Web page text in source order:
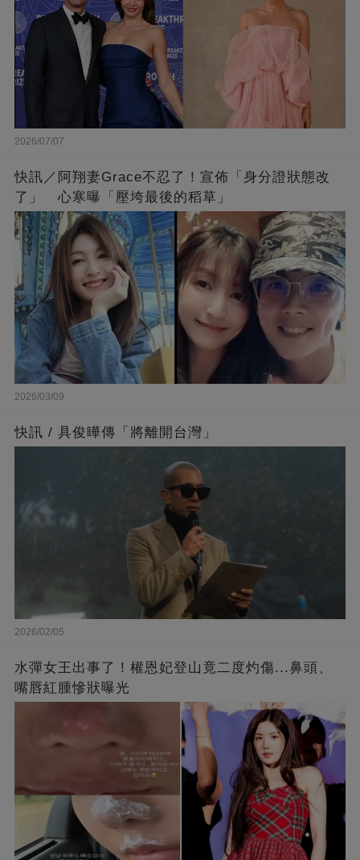
2026/07/07
快訊／阿翔妻Grace不忍了！宣佈「身分證狀態改
了」 心寒曝「壓垮最後的稻草」
2026/03/09
快訊 / 具俊曄傳「將離開台灣」
2026/02/05
水彈女王出事了！權恩妃登山竟二度灼傷...鼻頭、
嘴唇紅腫慘狀曝光